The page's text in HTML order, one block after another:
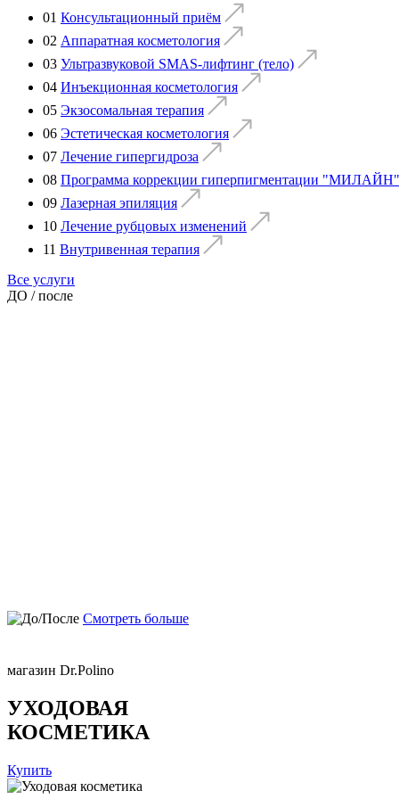
01 Консультационный приём
02 Аппаратная косметология
03 Ультразвуковой SMAS-лифтинг (тело)
04 Инъекционная косметология
05 Экзосомальная терапия
06 Эстетическая косметология
07 Лечение гипергидроза
08 Программа коррекции гиперпигментации
09 Лазерная эпиляция
10 Лечение рубцовых изменений
11 Внутривенная терапия
Все услуги
ДО / после
Смотреть больше
магазин Dr.Polino
УХОДОВАЯ
КОСМЕТИКА
Купить